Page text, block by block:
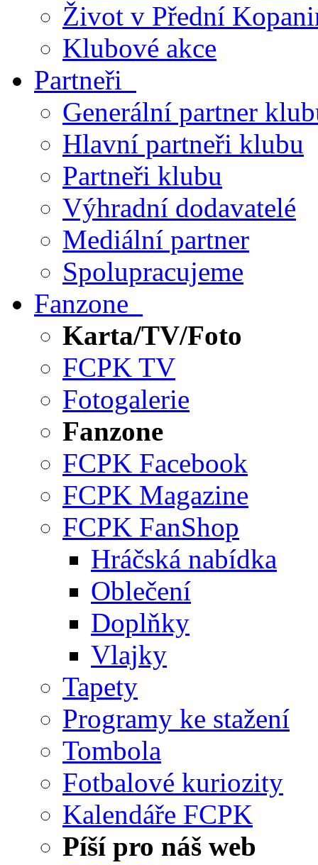
Život v Přední
Klubové akce
Partneři
Generální partner
Hlavní partneři klubu
Partneři klubu
Výhradní dodavatelé
Mediální partner
Spolupracujeme
Fanzone
Karta/TV/Foto
FCPK TV
Fotogalerie
Fanzone
FCPK Facebook
FCPK Magazine
FCPK FanShop
Hráčská nabídka
Oblečení
Doplňky
Vlajky
Tapety
Programy ke stažení
Tombola
Fotbalové kuriozity
Kalendáře FCPK
Píší pro náš web